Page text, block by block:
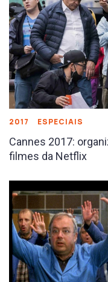
2017 ESPECIAIS
Cannes 2017:
filmes da Netflix